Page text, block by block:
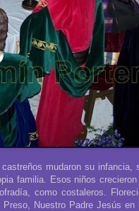
mudaron su infancia,
familia. Esos niños
como costaleros.
Nuestro Padre Jesús